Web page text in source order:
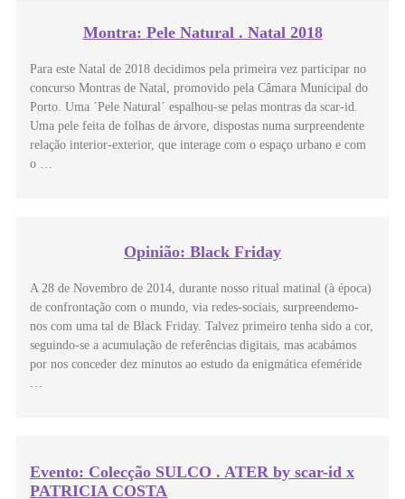
Montra: Pele Natural . Natal 2018
Para este Natal de 2018 decidimos pela primeira vez participar no
concurso Montras de Natal, promovido pela Câmara Municipal do
Porto. Uma ´Pele Natural´ espalhou-se pelas montras da scar-id.
Uma pele feita de folhas de árvore, dispostas numa surpreendente
relação interior-exterior, que interage com o espaço urbano e com
o …
Opinião: Black Friday
A 28 de Novembro de 2014, durante nosso ritual matinal (à época)
de confrontação com o mundo, via redes-sociais, surpreendemo-
nos com uma tal de Black Friday. Talvez primeiro tenha sido a cor,
seguindo-se a acumulação de referências digitais, mas acabámos
por nos conceder dez minutos ao estudo da enigmática efeméride
…
Evento: Colecção SULCO . ATER by scar-id x
PATRICIA COSTA